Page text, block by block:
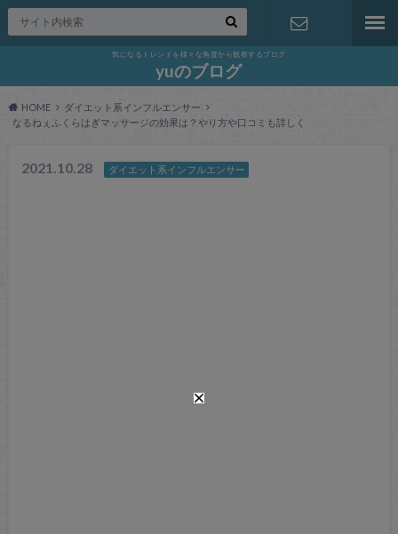
気になるトレンドを様々な角度から観察するブログ
yuのブログ
HOME
ダイエット系インフルエンサー
なるねぇふくらはぎマッサージの効果は？やり方や口コミも詳しく
2021.10.28 ダイエット系インフルエンサー